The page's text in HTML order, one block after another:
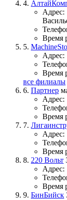
4.
Адрес:
Время
5.
Адрес:
Время
все филиалы
6. Партнер
Адрес:
Время
7.
Адрес:
Время
8. 220 Вольт
Адрес:
Время
9. БинБийск